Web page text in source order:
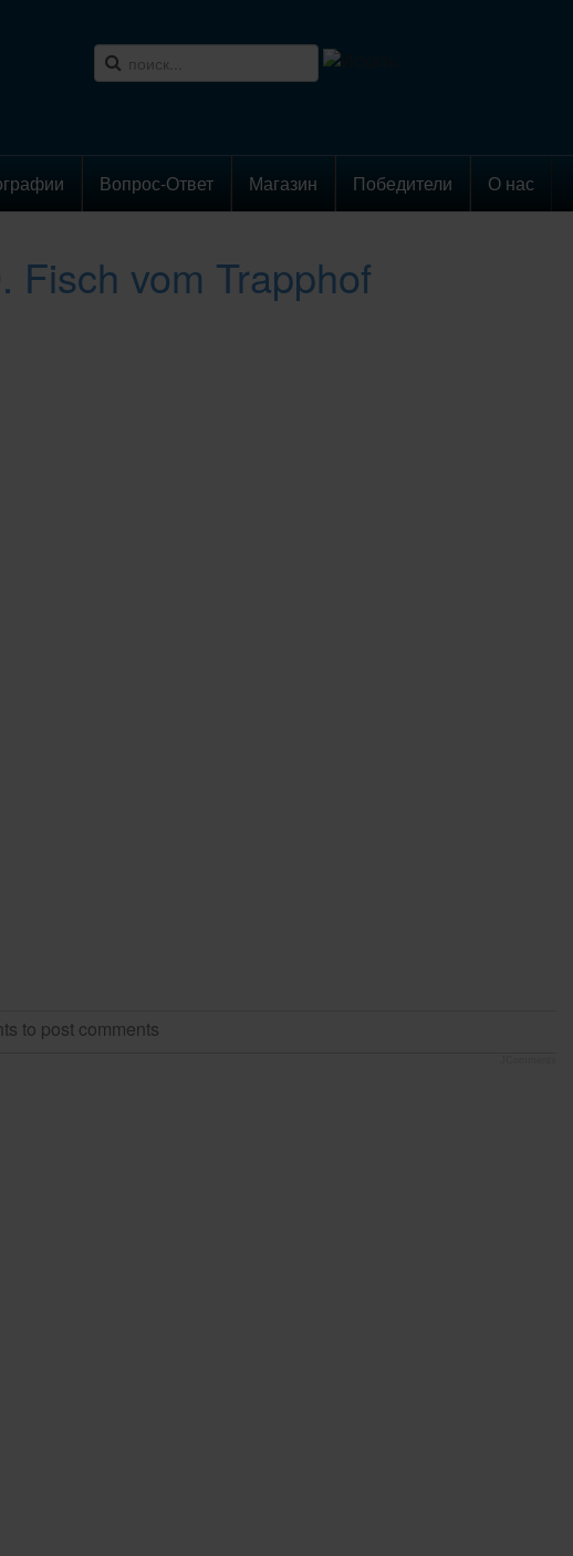
Вопрос-Ответ Магазин Победители О нас
Fisch vom Trapphof
to post comments